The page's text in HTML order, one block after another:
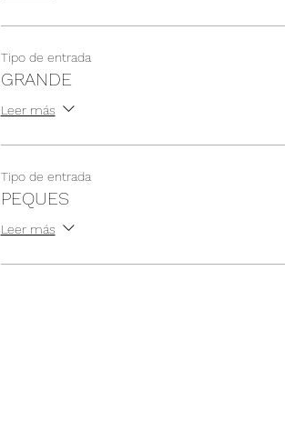
Tipo de entrada
GRANDE
Leer más
Tipo de entrada
PEQUES
Leer más